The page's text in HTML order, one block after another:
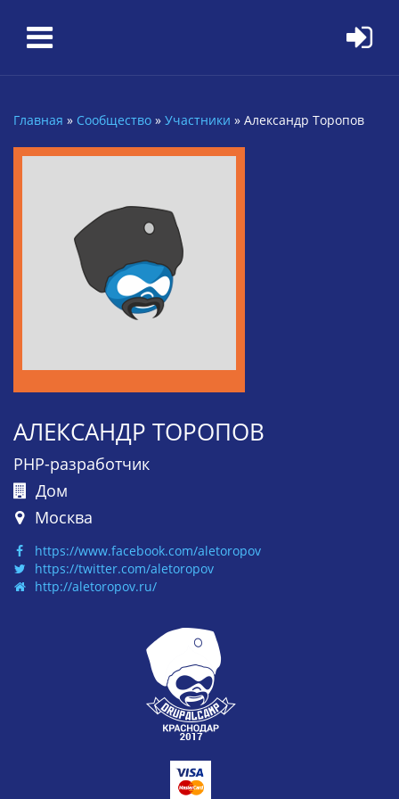
Вы здесь
Главная » Сообщество » Участники » Александр Торопов
АЛЕКСАНДР ТОРОПОВ
PHP-разработчик
Дом
Москва
https://www.facebook.com/aletoropov
https://twitter.com/aletoropov
http://aletoropov.ru/